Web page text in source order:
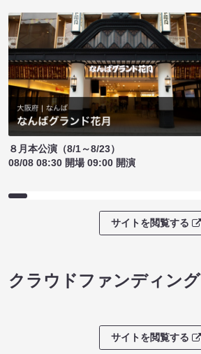
８月本公演（8/1～8/23）
08/08 08:30 開場 09:00 開演
サイトを閲覧する
クラウドファンディング
サイトを閲覧する